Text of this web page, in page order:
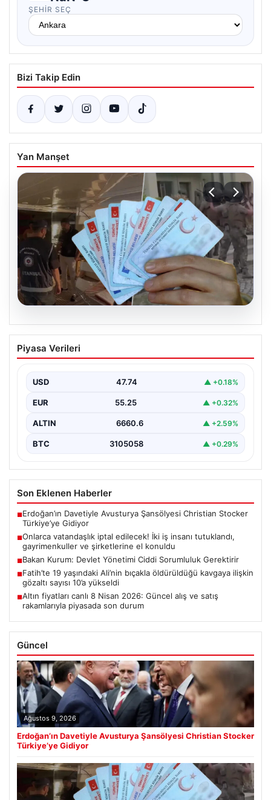
ŞEHIR SEÇ
Bizi Takip Edin
Yan Manşet
08.08.2026
Onlarca vatandaşlık iptal edilecek! İki iş
insanı tutuklandı, gayrimenkuller ve
Piyasa Verileri
USD 47.74 ▲ +0.18%
EUR 55.25 ▲ +0.32%
ALTIN 6660.6 ▲ +2.59%
BTC 3105058 ▲ +0.29%
Son Eklenen Haberler
■Erdoğan’ın Davetiyle Avusturya Şansölyesi Christian Stocker
Türkiye’ye Gidiyor
■Onlarca vatandaşlık iptal edilecek! İki iş insanı tutuklandı,
gayrimenkuller ve şirketlerine el konuldu
■Bakan Kurum: Devlet Yönetimi Ciddi Sorumluluk Gerektirir
■Fatih’te 19 yaşındaki Ali’nin bıçakla öldürüldüğü kavgaya ilişkin
gözaltı sayısı 10’a yükseldi
■Altın fiyatları canlı 8 Nisan 2026: Güncel alış ve satış
rakamlarıyla piyasada son durum
Güncel
Ağustos 9, 2026
Erdoğan’ın Davetiyle Avusturya Şansölyesi Christian Stocker
Türkiye’ye Gidiyor